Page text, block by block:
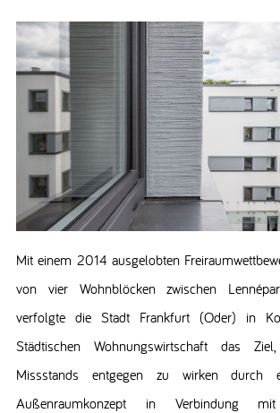
Mit einem 2014 ausgelobten
von vier Wohnblöcken zwischen
verfolgte die Stadt Frankfurt (Oder) in
Städtischen Wohnungswirtschaft das
Missstands entgegen zu wirken durch
Außenraumkonzept in Verbindung